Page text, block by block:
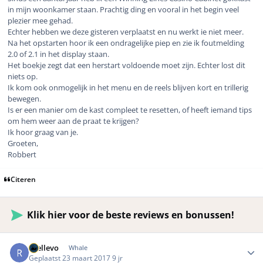
in mijn woonkamer staan. Prachtig ding en vooral in het begin veel
plezier mee gehad.
Echter hebben we deze gisteren verplaatst en nu werkt ie niet meer.
Na het opstarten hoor ik een ondragelijke piep en zie ik foutmelding
2.0 of 2.1 in het display staan.
Het boekje zegt dat een herstart voldoende moet zijn. Echter lost dit
niets op.
Ik kom ook onmogelijk in het menu en de reels blijven kort en trillerig
bewegen.
Is er een manier om de kast compleet te resetten, of heeft iemand tips
om hem weer aan de praat te krijgen?
Ik hoor graag van je.
Groeten,
Robbert
Citeren
Klik hier voor de beste reviews en bonussen!
rhellevo Whale
Geplaatst 23 maart 20179 jr